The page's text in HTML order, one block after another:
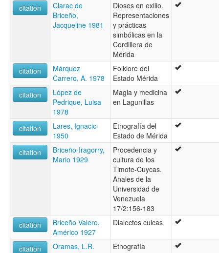
citation
Clarac de
Briceño,
Jacqueline 1981
Dioses en exilio.
Representaciones
y prácticas
simbólicas en la
Cordillera de
Mérida
citation
Márquez
Carrero, A. 1978
Folklore del
Estado Mérida
citation
López de
Pedrique, Luisa
1978
Magia y medicina
en Lagunillas
citation
Lares, Ignacio
1950
Etnografía del
Estado de Mérida
citation
Briceño-Iragorry,
Mario 1929
Procedencia y
cultura de los
Timote-Cuycas.
Anales de la
Universidad de
Venezuela
17/2:156-183
citation
Briceño Valero,
Américo 1927
Dialectos cuicas
citation
Oramas, L.R.
Etnografía